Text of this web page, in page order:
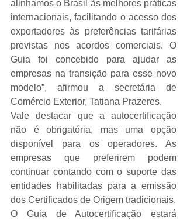
alinhamos o Brasil às melhores práticas
internacionais, facilitando o acesso dos
exportadores às preferências tarifárias
previstas nos acordos comerciais. O
Guia foi concebido para ajudar as
empresas na transição para esse novo
modelo”, afirmou a secretária de
Comércio Exterior, Tatiana Prazeres.
Vale destacar que a autocertificação
não é obrigatória, mas uma opção
disponível para os operadores. As
empresas que preferirem podem
continuar contando com o suporte das
entidades habilitadas para a emissão
dos Certificados de Origem tradicionais.
O Guia de Autocertificação estará